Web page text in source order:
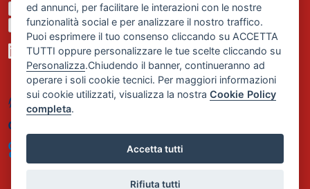
ed annunci, per facilitare le interazioni con le nostre
funzionalità social e per analizzare il nostro traffico.
Puoi esprimere il tuo consenso cliccando su ACCETTA
TUTTI oppure personalizzare le tue scelte cliccando su
Personalizza.Chiudendo il banner, continueranno ad
operare i soli cookie tecnici. Per maggiori informazioni
sui cookie utilizzati, visualizza la nostraCookie Policy
completa.
Accetta tutti
Rifiuta tutti
Privacy Policy
Cookie Policy